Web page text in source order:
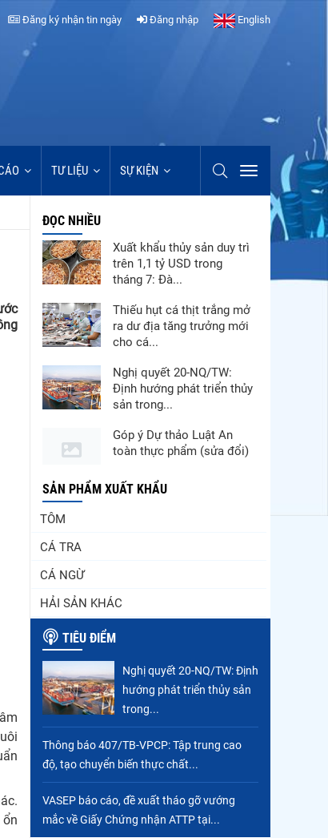
Đăng ký nhận tin ngày Đăng nhập English
TƯ LIỆU SỰ KIỆN
ĐỌC NHIỀU
Xuất khẩu thủy sản duy trì
trên 1,1 tỷ USD trong
tháng 7: Đà...
Thiếu hụt cá thịt trắng mở
ra dư địa tăng trưởng mới
cho cá...
Nghị quyết 20-NQ/TW:
Định hướng phát triển thủy
sản trong...
Góp ý Dự thảo Luật An
toàn thực phẩm (sửa đổi)
Thuế Mục 301 và bài toán
tăng
Nhập khẩu tôm của Mỹ
phục hồi trong tháng
5/2026
Trung Quốc tăng mạnh
nhập khẩu mực, trong khi
nguồn cung...
Điểm tin thủy sản thế giới
ngày 3/8/2026
SẢN PHẨM XUẤT KHẨU
TÔM
CÁ TRA
CÁ NGỪ
HẢI SẢN KHÁC
TIÊU ĐIỂM
Nghị quyết 20-NQ/TW: Định
hướng phát triển thủy sản
trong...
Thông báo 407/TB-VPCP: Tập trung cao
độ, tạo chuyển biến thực chất...
VASEP báo cáo, đề xuất tháo gỡ vướng
mắc về Giấy Chứng nhận ATTP tại...